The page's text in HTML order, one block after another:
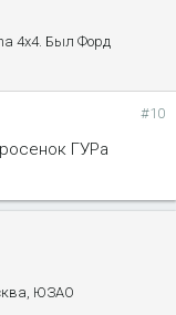
4x4. Был Форд
#10
ГУРа
ЮЗАО